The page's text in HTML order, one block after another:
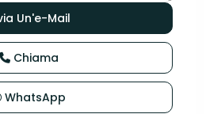
Chiama
WhatsApp